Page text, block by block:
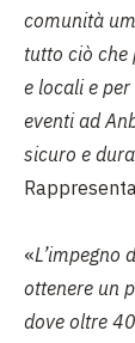
comunità
tutto ciò che
e locali e
eventi ad
sicuro e
«L’impegno
ottenere un
dove oltre